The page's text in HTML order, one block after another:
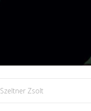
Szeltner Zsolt